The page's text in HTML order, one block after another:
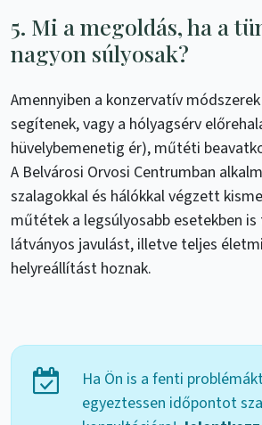
5. Mi a megoldás, ha a
nagyon súlyosak?
Amennyiben a konzervatív
segítenek, vagy a hólyagsérv
hüvelybemenetig ér), műtéti
A Belvárosi Orvosi Centrumban
szalagokkal és hálókkal végzett
műtétek a legsúlyosabb esetekben
látványos javulást, illetve teljes
helyreállítást hoznak.
Ha Ön is a fenti
egyeztessen időpontot